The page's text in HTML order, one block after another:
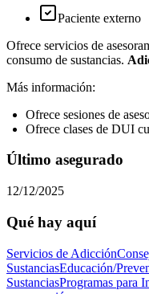
Paciente externo
Ofrece servicios de
consumo de sustancias.
Más información:
Ofrece sesiones de
Ofrece clases de DUI
Último asegurado
12/12/2025
Qué hay aquí
Servicios de Adicción
SustanciasEducación/
SustanciasProgramas para